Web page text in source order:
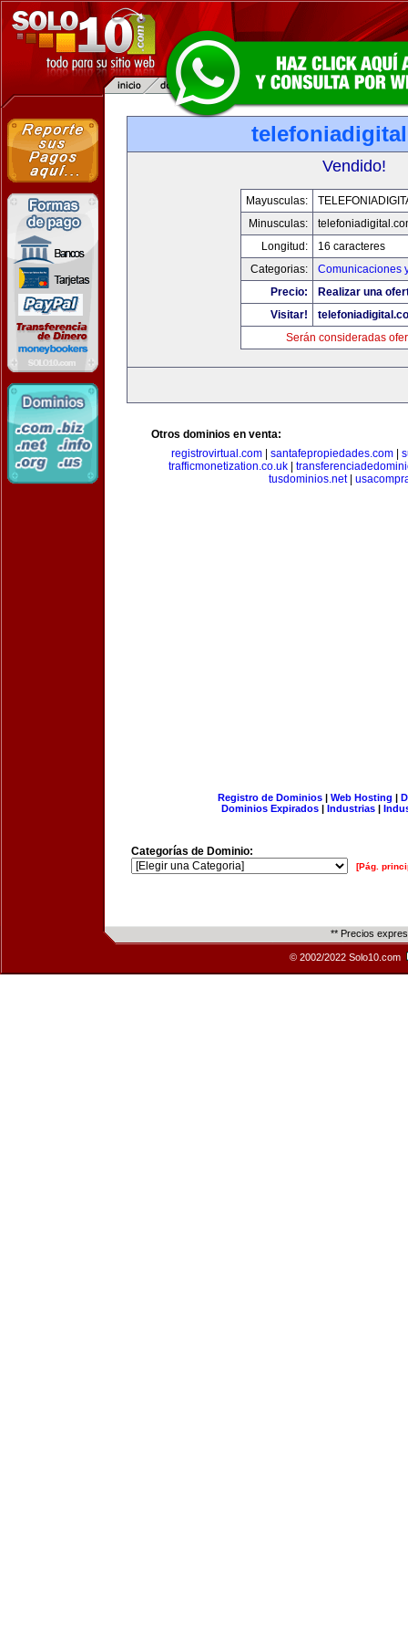
Vendido!
Mayusculas:
Minusculas:
Longitud:
16 caracteres
Categorias:
Comunicaciones
Precio:
Realizar una
Visitar!
Serán consideradas
Otros dominios en venta:
registrovirtual.com
santafepropiedades.com
trafficmonetization.co.uk
tusdominios.net|
Registro de Dominios| Web Hosting |
Dominios Expirados | Industrias |
Categorías de Dominio:
[Pág.
** Precios
© 2002/2022 Solo10.com